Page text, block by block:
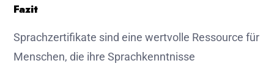
Fazit
Sprachzertifikate sind eine wertvolle Ressource für
Menschen, die ihre Sprachkenntnisse